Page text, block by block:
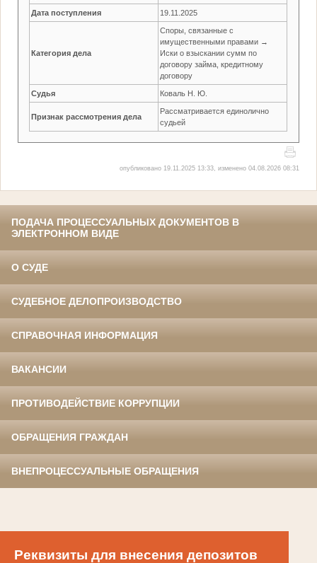
Дата поступления 19.11.2025
Категория дела
Споры, связанные с
имущественными правами →
Иски о взыскании сумм по
договору займа, кредитному
договору
Судья Коваль Н. Ю.
Признак рассмотрения дела
Рассматривается единолично
судьей
опубликовано 19.11.2025 13:33, изменено 04.08.2026 08:31
ПОДАЧА ПРОЦЕССУАЛЬНЫХ ДОКУМЕНТОВ В
ЭЛЕКТРОННОМ ВИДЕ
О СУДЕ
СУДЕБНОЕ ДЕЛОПРОИЗВОДСТВО
СПРАВОЧНАЯ ИНФОРМАЦИЯ
ВАКАНСИИ
ПРОТИВОДЕЙСТВИЕ КОРРУПЦИИ
ОБРАЩЕНИЯ ГРАЖДАН
ВНЕПРОЦЕССУАЛЬНЫЕ ОБРАЩЕНИЯ
Реквизиты для внесения депозитов